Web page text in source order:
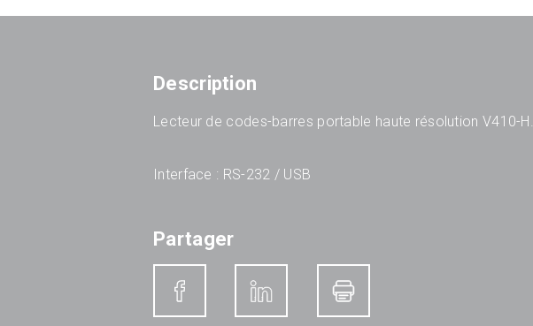
Description
Lecteur de codes-barres portable haute résolution V410-H.
Interface : RS-232 / USB
Partager